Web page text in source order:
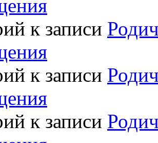
к записи
к записи
к записи